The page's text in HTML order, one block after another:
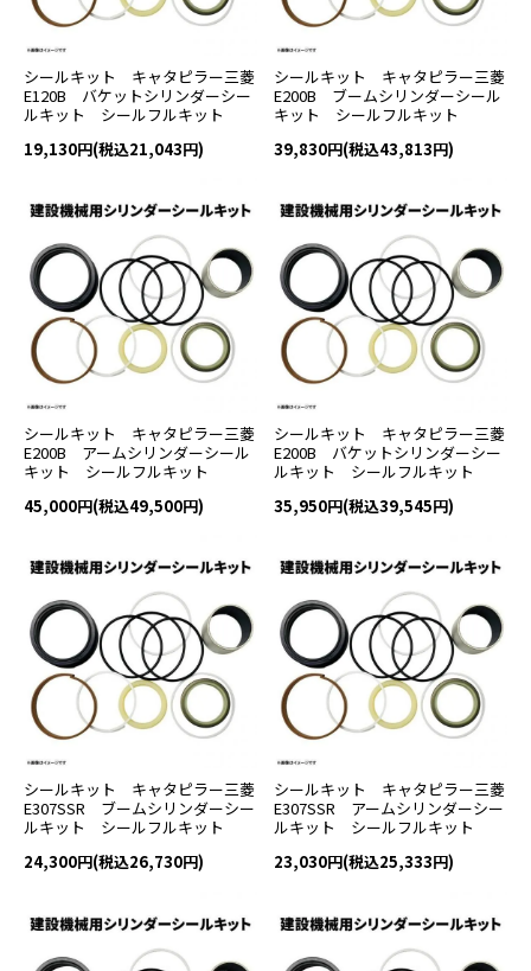
シールキット キャタピラー三菱
E120B バケットシリンダーシー
ルキット シールフルキット
19,130円(税込21,043円)
シールキット キャタピラー三菱
E200B ブームシリンダーシール
キット シールフルキット
39,830円(税込43,813円)
シールキット キャタピラー三菱
E200B アームシリンダーシール
キット シールフルキット
45,000円(税込49,500円)
シールキット キャタピラー三菱
E200B バケットシリンダーシー
ルキット シールフルキット
35,950円(税込39,545円)
シールキット キャタピラー三菱
E307SSR ブームシリンダーシー
ルキット シールフルキット
24,300円(税込26,730円)
シールキット キャタピラー三菱
E307SSR アームシリンダーシー
ルキット シールフルキット
23,030円(税込25,333円)